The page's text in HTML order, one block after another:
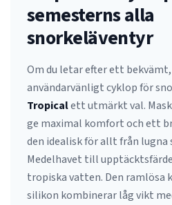
semesterns alla
snorkeläventyr
Om du letar efter ett
användarvänligt cyklop för
Tropicalett utmärkt val.
ge maximal komfort och ett
den idealisk för allt från
Medelhavet till
tropiska vatten. Den ramlösa
silikon kombinerar låg vikt